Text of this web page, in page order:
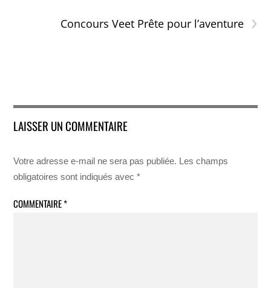
›
Concours Veet Prête pour l’aventure
LAISSER UN COMMENTAIRE
Votre adresse e-mail ne sera pas publiée. Les champs
obligatoires sont indiqués avec*
COMMENTAIRE*